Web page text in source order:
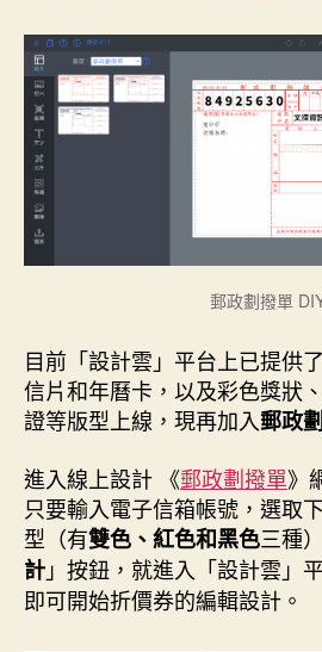
郵政劃撥單
目前「設計雲」平台上已提供
信片和年曆卡，以及彩色獎狀
證等版型上線，現再加入郵政
進入線上設計 《郵政劃撥單》
只要輸入電子信箱帳號，選取
型（有雙色、紅色和黑色三種
計」按鈕，就進入「設計雲」
即可開始折價券的編輯設計。